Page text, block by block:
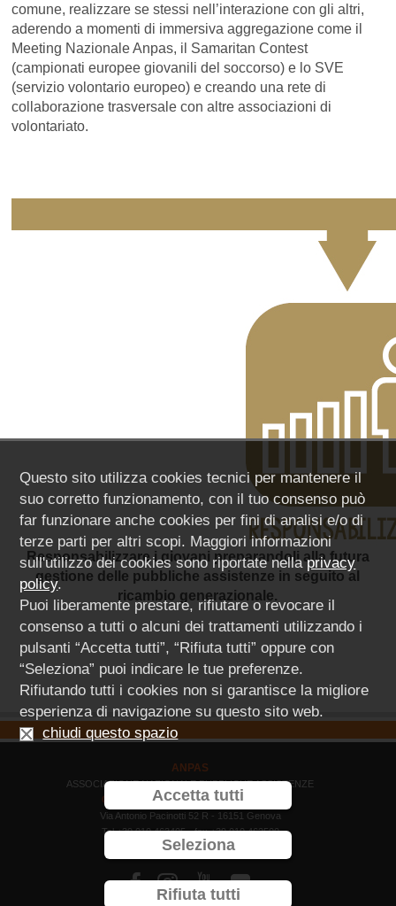
comune, realizzare se stessi nell’interazione con gli altri,
aderendo a momenti di immersiva aggregazione come il
Meeting Nazionale Anpas, il Samaritan Contest
(campionati europee giovanili del soccorso) e lo SVE
(servizio volontario europeo) e creando una rete di
collaborazione trasversale con altre associazioni di
volontariato.
Responsabilizzare i giovani preparandoli alla futura
gestione delle pubbliche assistenze in seguito al
ricambio generazionale.
ANPAS
ASSOCIAZIONE NAZIONALE PUBBLICHE ASSISTENZE
COMITATO REGIONE LIGURIA ODV
Via Antonio Pacinotti 52 R - 16151 Genova
Tel +39 010 463405 - fax +39 010 462500
C.F. 80046830107
  
Questo sito utilizza cookies tecnici per mantenere il
suo corretto funzionamento, con il tuo consenso può
far funzionare anche cookies per fini di analisi e/o di
terze parti per altri scopi. Maggiori informazioni
sull'utilizzo dei cookies sono riportate nellaprivacy
policy.
Puoi liberamente prestare, rifiutare o revocare il
consenso a tutti o alcuni dei trattamenti utilizzando i
pulsanti “Accetta tutti”, “Rifiuta tutti” oppure con
“Seleziona” puoi indicare le tue preferenze.
Rifiutando tutti i cookies non si garantisce la migliore
esperienza di navigazione su questo sito web.
chiudi questo spazio
Accetta tutti
Seleziona
Rifiuta tutti